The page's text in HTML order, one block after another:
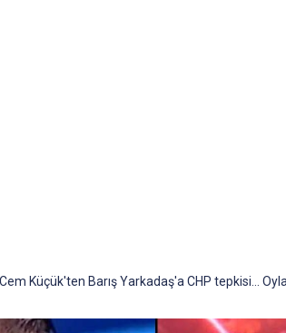
Cem Küçük'ten Barış Yarkadaş'a CHP tepkisi...